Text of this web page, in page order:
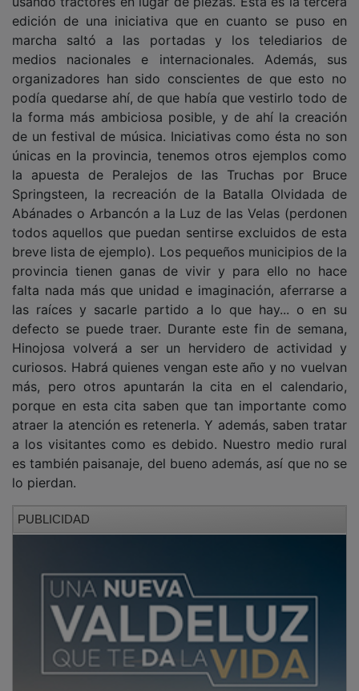
edición de una iniciativa que en cuanto se puso en
marcha saltó a las portadas y los telediarios de
medios nacionales e internacionales. Además, sus
organizadores han sido conscientes de que esto no
podía quedarse ahí, de que había que vestirlo todo de
la forma más ambiciosa posible, y de ahí la creación
de un festival de música. Iniciativas como ésta no son
únicas en la provincia, tenemos otros ejemplos como
la apuesta de Peralejos de las Truchas por Bruce
Springsteen, la recreación de la Batalla Olvidada de
Abánades o Arbancón a la Luz de las Velas (perdonen
todos aquellos que puedan sentirse excluidos de esta
breve lista de ejemplo). Los pequeños municipios de la
provincia tienen ganas de vivir y para ello no hace
falta nada más que unidad e imaginación, aferrarse a
las raíces y sacarle partido a lo que hay... o en su
defecto se puede traer. Durante este fin de semana,
Hinojosa volverá a ser un hervidero de actividad y
curiosos. Habrá quienes vengan este año y no vuelvan
más, pero otros apuntarán la cita en el calendario,
porque en esta cita saben que tan importante como
atraer la atención es retenerla. Y además, saben tratar
a los visitantes como es debido. Nuestro medio rural
es también paisanaje, del bueno además, así que no se
lo pierdan.